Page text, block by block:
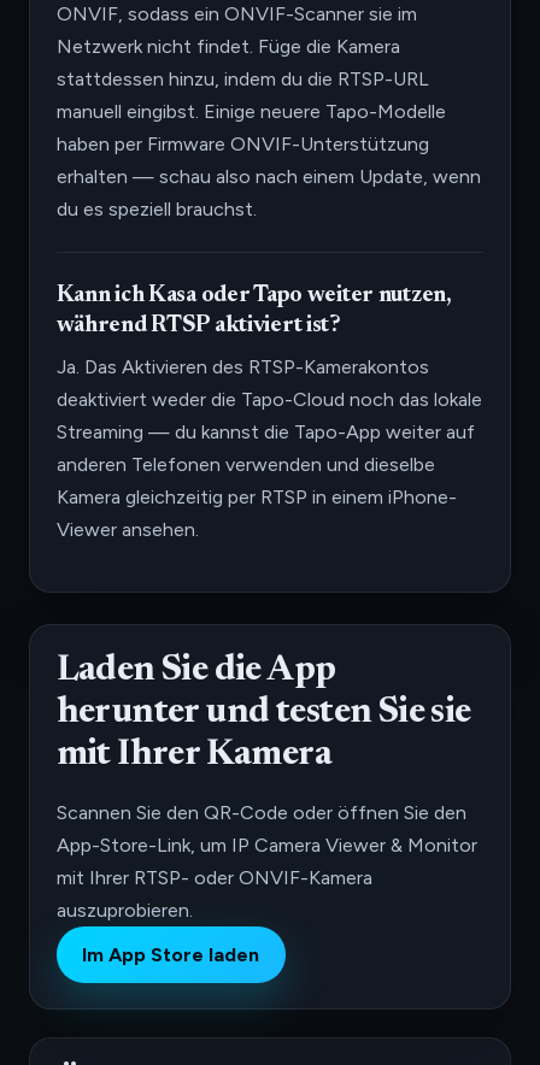
ONVIF, sodass ein ONVIF-Scanner sie im
Netzwerk nicht findet. Füge die Kamera
stattdessen hinzu, indem du die RTSP-URL
manuell eingibst. Einige neuere Tapo-Modelle
haben per Firmware ONVIF-Unterstützung
erhalten — schau also nach einem Update, wenn
du es speziell brauchst.
Kann ich Kasa oder Tapo weiter nutzen,
während RTSP aktiviert ist?
Ja. Das Aktivieren des RTSP-Kamerakontos
deaktiviert weder die Tapo-Cloud noch das lokale
Streaming — du kannst die Tapo-App weiter auf
anderen Telefonen verwenden und dieselbe
Kamera gleichzeitig per RTSP in einem iPhone-
Viewer ansehen.
Laden Sie die App
herunter und testen Sie sie
mit Ihrer Kamera
Scannen Sie den QR-Code oder öffnen Sie den
App-Store-Link, um IP Camera Viewer & Monitor
mit Ihrer RTSP- oder ONVIF-Kamera
auszuprobieren.
Im App Store laden